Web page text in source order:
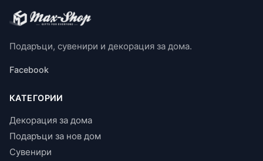
Подаръци, сувенири и декорация за дома.
Facebook
КАТЕГОРИИ
Декорация за дома
Подаръци за нов дом
Сувенири